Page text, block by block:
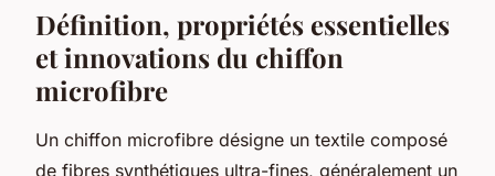
Définition, propriétés essentielles
et innovations du chiffon
microfibre
Un chiffon microfibre désigne un textile composé
de fibres synthétiques ultra-fines, généralement un